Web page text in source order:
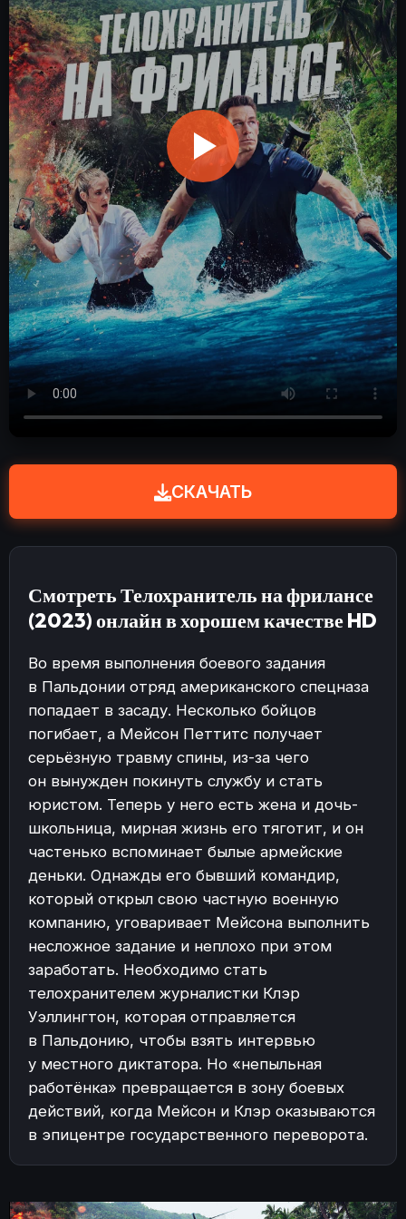
СКАЧАТЬ
Смотреть Телохранитель на фрилансе
(2023) онлайн в хорошем качестве HD
Во время выполнения боевого задания
в Пальдонии отряд американского спецназа
попадает в засаду. Несколько бойцов
погибает, а Мейсон Петтитс получает
серьёзную травму спины, из-за чего
он вынужден покинуть службу и стать
юристом. Теперь у него есть жена и дочь-
школьница, мирная жизнь его тяготит, и он
частенько вспоминает былые армейские
деньки. Однажды его бывший командир,
который открыл свою частную военную
компанию, уговаривает Мейсона выполнить
несложное задание и неплохо при этом
заработать. Необходимо стать
телохранителем журналистки Клэр
Уэллингтон, которая отправляется
в Пальдонию, чтобы взять интервью
у местного диктатора. Но «непыльная
работёнка» превращается в зону боевых
действий, когда Мейсон и Клэр оказываются
в эпицентре государственного переворота.